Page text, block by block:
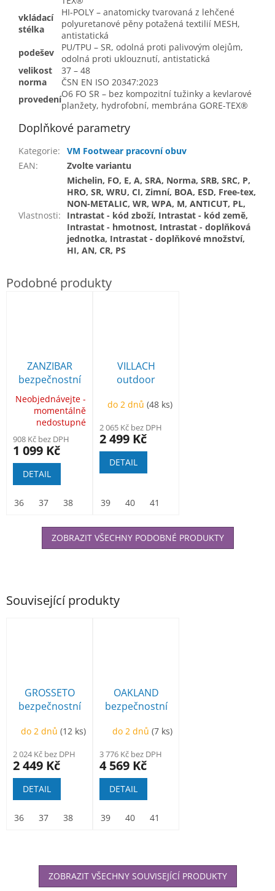
Související produkty
GROSSETO
bezpečnostní
do 2 dnů(12 ks)
2 024 Kč bez DPH
2 449 Kč
DETAIL
36 37 38
OAKLAND
bezpečnostní
do 2 dnů(7 ks)
3 776 Kč bez DPH
4 569 Kč
DETAIL
39 40 41
ZOBRAZIT VŠECHNY SOUVISEJÍCÍ PRODUKTY
vkládací
stélka
HI-POLY – anatomicky tvarovaná z lehčené
polyuretanové pěny potažená textilií MESH,
antistatická
podešev
PU/TPU – SR, odolná proti palivovým olejům,
odolná proti uklouznutí, antistatická
velikost
37 – 48
norma
ČSN EN ISO 20347:2023
provedeníO6 FO SR – bez kompozitní tužinky a kevlarové
planžety, hydrofobní, membrána GORE-TEX®
Doplňkové parametry
Kategorie:
VM Footwear pracovní obuv
EAN: Zvolte variantu
Vlastnosti:
Michelin, FO, E, A, SRA, Norma, SRB, SRC, P,
HRO, SR, WRU, CI, Zimní, BOA, ESD, Free-tex,
NON-METALIC, WR, WPA, M, ANTICUT, PL,
Intrastat - kód zboží, Intrastat - kód země,
Intrastat - hmotnost, Intrastat - doplňková
jednotka, Intrastat - doplňkové množství,
HI, AN, CR, PS
ZANZIBAR
bezpečnostní
sandál ESD
Neobjednávejte -
momentálně
nedostupné
908 Kč bez DPH
1 099 Kč
DETAIL
36 37 38
VILLACH
outdoor
do 2 dnů(48 ks)
2 065 Kč bez DPH
2 499 Kč
DETAIL
39 40 41
ZOBRAZIT VŠECHNY PODOBNÉ PRODUKTY